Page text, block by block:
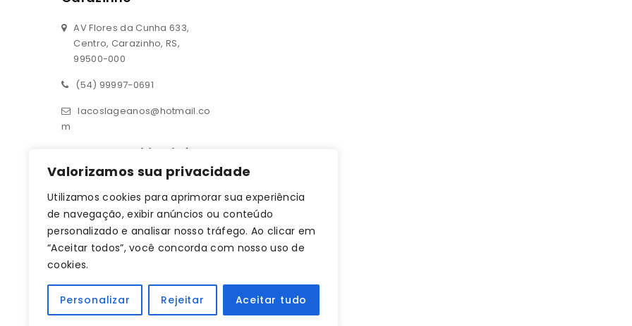
Valorizamos sua privacidade
Utilizamos cookies para aprimorar sua experiência
de navegação, exibir anúncios ou conteúdo
personalizado e analisar nosso tráfego. Ao clicar em
“Aceitar todos”, você concorda com nosso uso de
cookies.
Personalizar Rejeitar Aceitar tudo
AV Flores da Cunha 633,
Centro, Carazinho, RS,
99500-000
(54) 99997-0691
lacoslageanos@hotmail.co
m
Contato – Filial Ijuí
Rua 14 de julho 190, sala 01
Centro, Ijuí, RS, 98700-000
(55) 93619-1709
lacoslageanos@hotmail.co
m